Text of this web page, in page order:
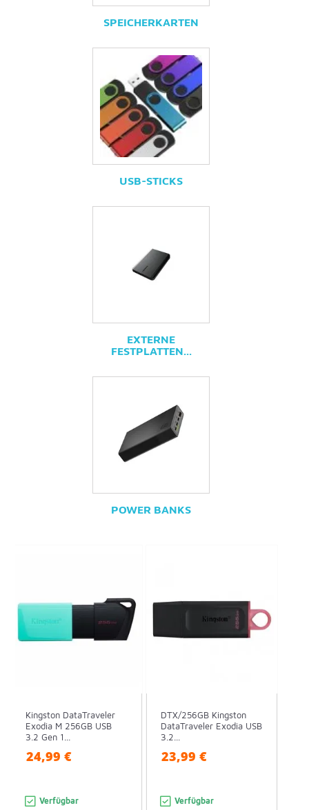
SPEICHERKARTEN
USB-STICKS
EXTERNE
FESTPLATTEN...
POWER BANKS
Kingston DataTraveler
Exodia M 256GB USB
3.2 Gen 1...
24,99 €
Verfügbar
DTX/256GB Kingston
DataTraveler Exodia USB
3.2...
23,99 €
Verfügbar